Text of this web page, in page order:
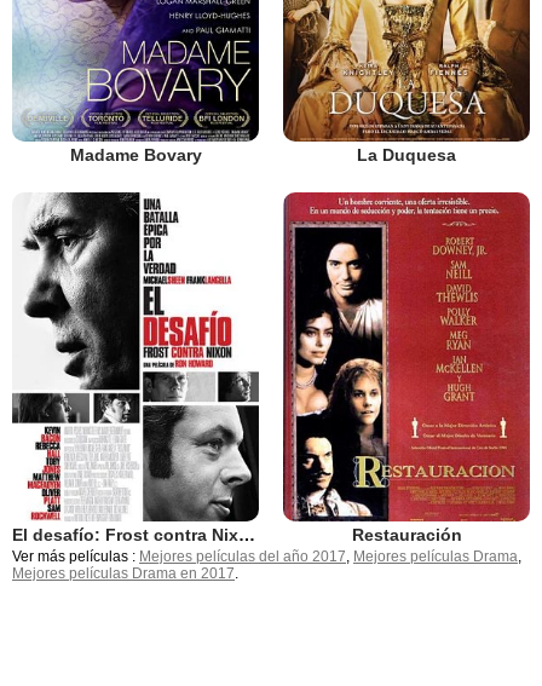
Madame Bovary La Duquesa
El desafío: Frost contra Nixon Restauración
Ver más películas : Mejores películas del año 2017, Mejores películas Drama,
Mejores películas Drama en 2017.